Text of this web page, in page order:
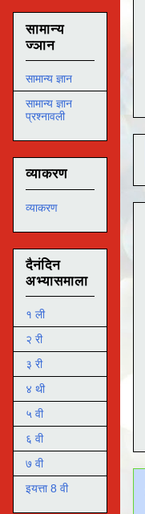
सामान्य
ज्ञान
सामान्य ज्ञान
सामान्य ज्ञान
प्रश्नावली
व्याकरण
व्याकरण
दैनंदिन
अभ्यासमाला
१ ली
२ री
३ री
४ थी
५ वी
६ वी
७ वी
इयत्ता 8 वी